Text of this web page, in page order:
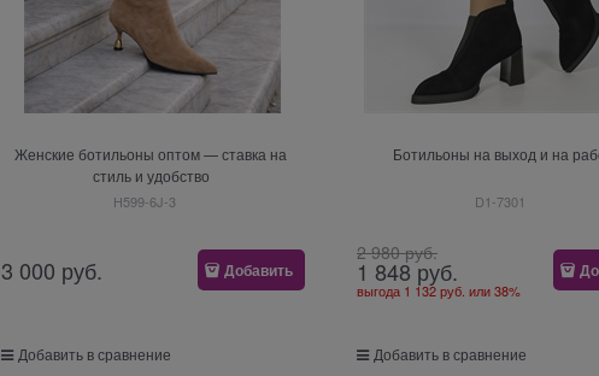
Женские ботильоны оптом — ставка на
стиль и удобство
H599-6J-3
3 000 руб. Добавить
Добавить в сравнение
Ботильоны на выход и на
D1-7301
2 980 руб.
1 848 руб.
выгода 1 132 руб. или38%
Добавить в сравнение